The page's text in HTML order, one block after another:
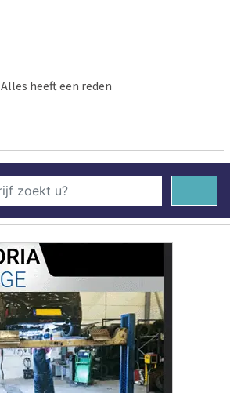
Alles heeft een reden